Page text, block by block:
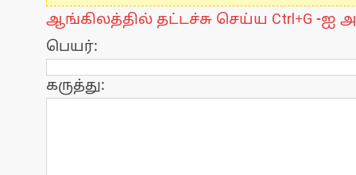
ஆங்கிலத்தில் தட்டச்சு செய்ய Ctrl+G -ஐ
பெயர்:
கருத்து: